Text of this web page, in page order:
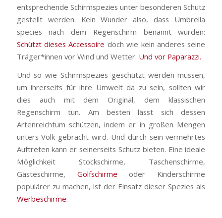
entsprechende Schirmspezies unter besonderen Schutz
gestellt werden. Kein Wunder also, dass Umbrella
species nach dem Regenschirm benannt wurden:
Schützt dieses Accessoire doch wie kein anderes seine
Träger*innen vor Wind und Wetter. Und vor Paparazzi.
Und so wie Schirmspezies geschützt werden müssen,
um ihrerseits für ihre Umwelt da zu sein, sollten wir
dies auch mit dem Original, dem klassischen
Regenschirm tun. Am besten lässt sich dessen
Artenreichtum schützen, indem er in großen Mengen
unters Volk gebracht wird. Und durch sein vermehrtes
Auftreten kann er seinerseits Schutz bieten. Eine ideale
Möglichkeit Stockschirme, Taschenschirme,
Gästeschirme, Golfschirme oder Kinderschirme
populärer zu machen, ist der Einsatz dieser Spezies als
Werbeschirme.